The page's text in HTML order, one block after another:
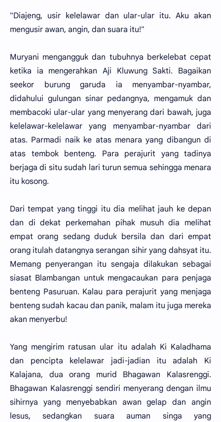
"Diajeng, usir kelelawar dan ular-ular itu. Aku akan
mengusir awan, angin, dan suara itu!"
Muryani mengangguk dan tubuhnya berkelebat cepat
ketika ia mengerahkan Aji Kluwung Sakti. Bagaikan
seekor burung garuda ia menyambar-nyambar,
didahului gulungan sinar pedangnya, mengamuk dan
membacoki ular-ular yang menyerang dari bawah, juga
kelelawar-kelelawar yang menyambar-nyambar dari
atas. Parmadi naik ke atas menara yang dibangun di
atas tembok benteng. Para perajurit yang tadinya
berjaga di situ sudah lari turun semua sehingga menara
itu kosong.
Dari tempat yang tinggi itu dia melihat jauh ke depan
dan di dekat perkemahan pihak musuh dia melihat
empat orang sedang duduk bersila dan dari empat
orang itulah datangnya serangan sihir yang dahsyat itu.
Memang penyerangan itu sengaja dilakukan sebagai
siasat Blambangan untuk mengacaukan para penjaga
benteng Pasuruan. Kalau para perajurit yang menjaga
benteng sudah kacau dan panik, malam itu juga mereka
akan menyerbu!
Yang mengirim ratusan ular itu adalah Ki Kaladhama
dan pencipta kelelawar jadi-jadian itu adalah Ki
Kalajana, dua orang murid Bhagawan Kalasrenggi.
Bhagawan Kalasrenggi sendiri menyerang dengan ilmu
sihirnya yang menyebabkan awan gelap dan angin
lesus, sedangkan suara auman singa yang